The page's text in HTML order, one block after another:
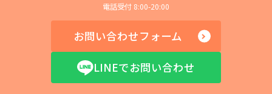
電話受付 8:00-20:00
お問い合わせフォーム
LINEでお問い合わせ